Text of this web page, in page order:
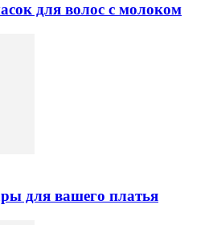
для волос с молоком
для вашего платья